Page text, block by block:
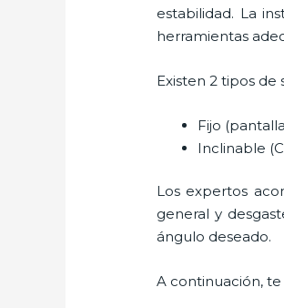
estabilidad. La
herramientas
Existen 2 tipos de
Fijo
Inclinable
Los expertos
general y
ángulo deseado.
A continuación,